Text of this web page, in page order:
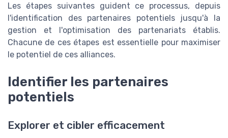
Les étapes suivantes guident ce processus, depuis
l'identification des partenaires potentiels jusqu'à la
gestion et l'optimisation des partenariats établis.
Chacune de ces étapes est essentielle pour maximiser
le potentiel de ces alliances.
Identifier les partenaires
potentiels
Explorer et cibler efficacement